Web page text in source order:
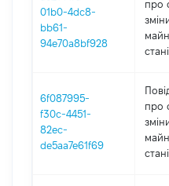
01b0-4dc8-
bb61-
94e70a8bf928
про
стані
6f087995-
f30c-4451-
82ec-
de5aa7e61f69
про
стані